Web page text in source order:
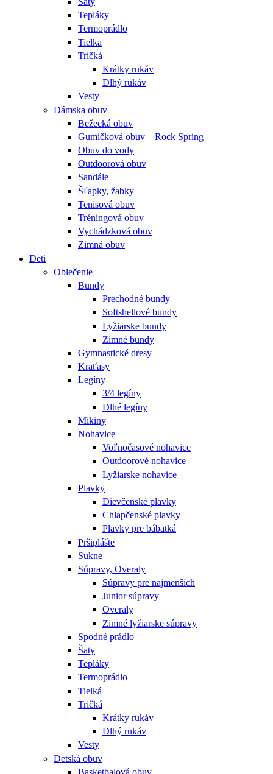
Tepláky
Termoprádlo
Tielka
Tričká
Krátky rukáv
Dlhý rukáv
Vesty
Dámska obuv
Bežecká obuv
Gumičková obuv – Rock Spring
Obuv do vody
Outdoorová obuv
Sandále
Šľapky, žabky
Tenisová obuv
Tréningová obuv
Vychádzková obuv
Zimná obuv
Deti
Oblečenie
Bundy
Prechodné bundy
Softshellové bundy
Lyžiarske bundy
Zimné bundy
Gymnastické dresy
Kraťasy
Legíny
3/4 legíny
Dlhé legíny
Mikiny
Nohavice
Voľnočasové nohavice
Outdoorové nohavice
Lyžiarske nohavice
Plavky
Dievčenské plavky
Chlapčenské plavky
Plavky pre bábatká
Pršiplášte
Sukne
Súpravy, Overaly
Súpravy pre najmenších
Junior súpravy
Overaly
Zimné lyžiarske súpravy
Spodné prádlo
Šaty
Tepláky
Termoprádlo
Tielká
Tričká
Krátky rukáv
Dlhý rukáv
Vesty
Detská obuv
Basketbalová obuv